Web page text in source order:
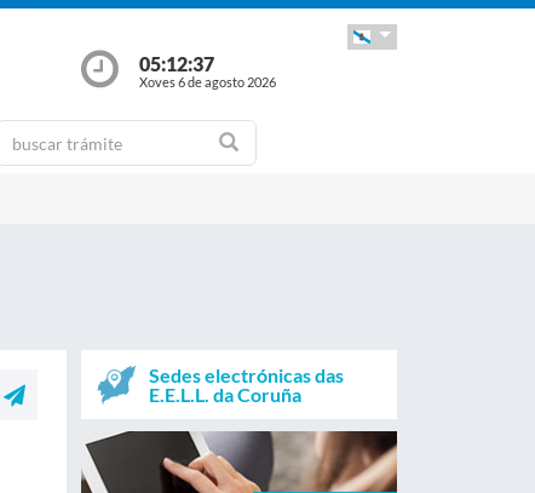
05:12:37
Xoves 6 de agosto 2026
Sedes electrónicas das
E.E.L.L. da Coruña